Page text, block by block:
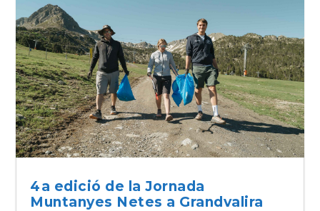
4a edició de la Jornada
Muntanyes Netes a Grandvalira